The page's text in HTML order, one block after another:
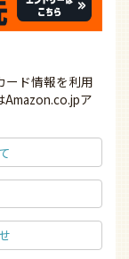
ード情報を利用
Amazon.co.jpア